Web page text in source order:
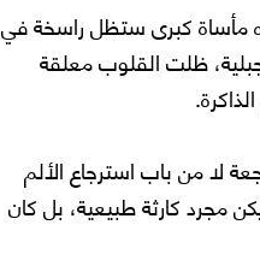
ليخلف وراءه مأساة كبرى ستظل راسخة في
ظلت القلوب معلقة
لهذه الفاجعة لا من باب استرجاع الألم
مجرد كارثة طبيعية، بل كان